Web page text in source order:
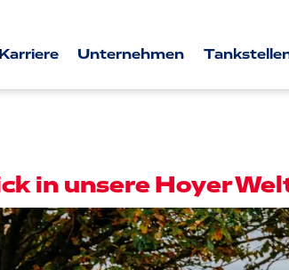
Karriere Unternehmen
in unsere Hoyer